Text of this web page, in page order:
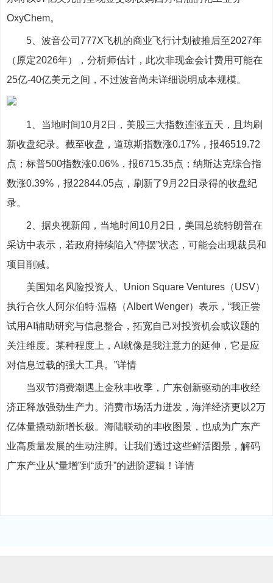
OxyChem。
5、波音公司777X飞机的商业飞行计划被推后至2027年
（原定2026年），分析师估计，此次非现金会计费用可能在
25亿-40亿美元之间，不过波音尚未详细说明成本规模。
1、当地时间10月2日，美股三大指数连涨五天，且均刷
新收盘纪录。截至收盘，道琼斯指数涨0.17%，报46519.72
点；标普500指数涨0.06%，报6715.35点；纳斯达克综合指
数涨0.39%，报22844.05点，刷新了9月22日录得的收盘纪
录。
2、据央视新闻，当地时间10月2日，美国总统特朗普在
采访中表示，若政府持续陷入“停摆”状态，可能会出现裁员和
项目削减。
美国知名风险投资人、Union Square Ventures（USV）
执行合伙人阿尔伯特·温格（Albert Wenger）表示，“我正尝
试用AI辅助研究与信息整合，拓宽自己对投资机会或议题的
关注维度。某种程度上，AI就像是我注意力的延伸，它是应
对信息过载的强大工具。”详情
当双节消费潮遇上金秋丰收季，广东创新驱动的丰收经
济正释放强劲生产力。消费市场活力迸发，海洋经济更以2万
亿体量撬动新增长极。海陆联动的丰收图景，也成为广东产
业高质量发展的生动注脚。让我们透过这些鲜活图景，解码
广东产业从“量增”到“质升”的进阶逻辑！详情